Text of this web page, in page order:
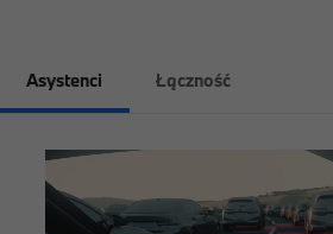
Asystenci Łączność